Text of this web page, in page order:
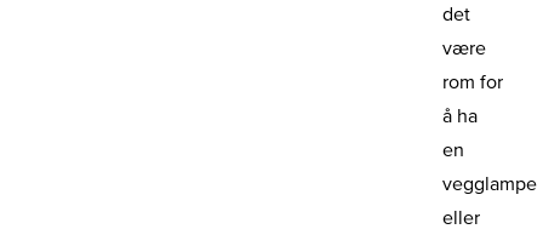
det
være
rom for
å ha
en
vegglampe
eller